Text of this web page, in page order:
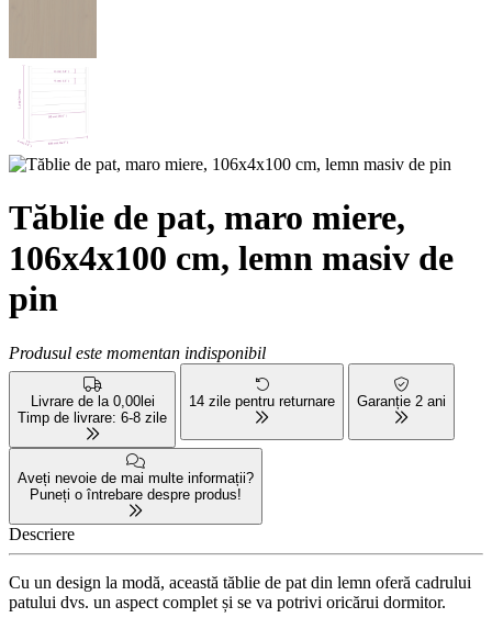
Tăblie de pat, maro miere,
106x4x100 cm, lemn masiv de
pin
Produsul este momentan indisponibil
Livrare de la 0,00lei
Timp de livrare: 6-8 zile
14 zile pentru returnare Garanție 2 ani
Aveți nevoie de mai multe informații?
Puneți o întrebare despre produs!
Descriere
Cu un design la modă, această tăblie de pat din lemn oferă cadrului
patului dvs. un aspect complet și se va potrivi oricărui dormitor.